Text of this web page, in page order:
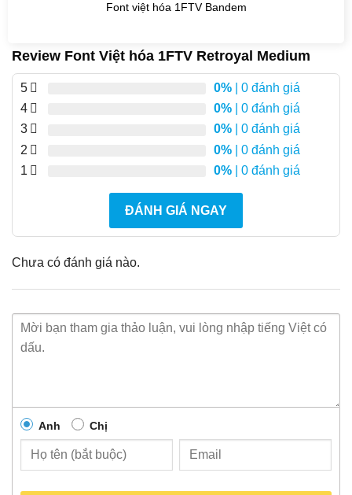
Font việt hóa 1FTV Bandem
Review Font Việt hóa 1FTV Retroyal Medium
5 0% | 0 đánh giá
4
0% | 0 đánh giá
3
0% | 0 đánh giá
2
0% | 0 đánh giá
1
0% | 0 đánh giá
ĐÁNH GIÁ NGAY
Chưa có đánh giá nào.
Anh Chị